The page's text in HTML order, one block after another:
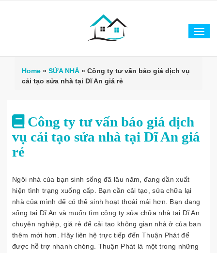
Home » SỬA NHÀ » Công ty tư vấn báo giá dịch vụ
cải tạo sửa nhà tại Dĩ An giá rẻ
Công ty tư vấn báo giá dịch
vụ cải tạo sửa nhà tại Dĩ An giá
rẻ
Ngôi nhà của bạn sinh sống đã lâu năm, đang dần xuất
hiện tình trạng xuống cấp. Bạn cần cải tạo, sửa chữa lại
nhà của mình để có thể sinh hoạt thoải mái hơn. Bạn đang
sống tại Dĩ An và muốn tìm công ty sửa chữa nhà tại Dĩ An
chuyên nghiệp, giá rẻ để cải tạo không gian nhà ở của bạn
thêm mới hơn. Hãy liên hệ trực tiếp đến Thuận Phát để
được hỗ trợ nhanh chóng. Thuận Phát là một trong những